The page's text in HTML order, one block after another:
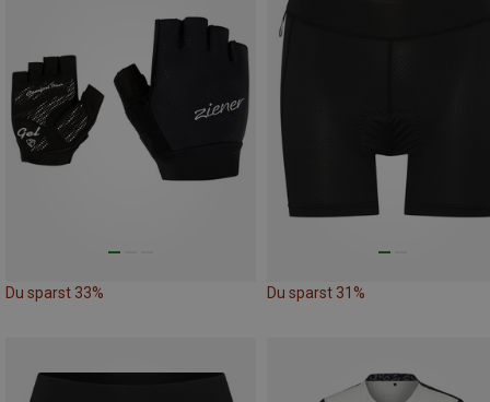
Du sparst 33% Du sparst 31%